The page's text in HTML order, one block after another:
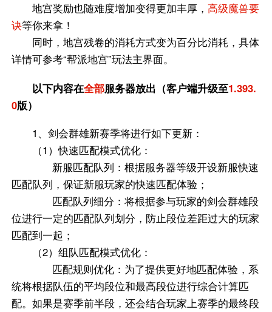
地宫奖励也随难度增加变得更加丰厚， 高级魔兽要
诀等你来拿！
同时，地宫残卷的消耗方式变为百分比消耗，具体
详情可参考“帮派地宫”玩法主界面。
以下内容在全部服务器放出（客户端升级至1.393.
0版）
1、剑会群雄新赛季将进行如下更新：
（1）快速匹配模式优化：
新服匹配队列：根据服务器等级开设新服快速
匹配队列，保证新服玩家的快速匹配体验；
匹配队列细分：将根据参与玩家的剑会群雄段
位进行一定的匹配队列划分，防止段位差距过大的玩家
匹配到一起；
（2）组队匹配模式优化：
匹配规则优化：为了提供更好地匹配体验，系
统将根据队伍的平均段位和最高段位进行综合计算匹
配。如果是赛季前半段，还会结合玩家上赛季的最终段